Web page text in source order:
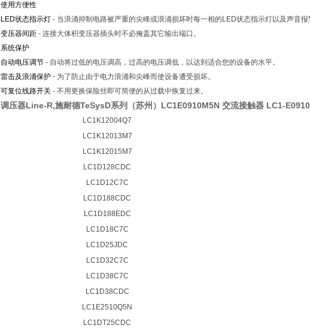
使用方便性
LED状态指示灯 - 当浪涌抑制电路被严重的尖峰或浪涌损坏时每一相的LED状态指示灯以及声音报
变压器间距 - 连接大体积变压器插头时不必掩盖其它输出端口。
系统保护
自动电压调节 - 自动将过低的电压调高，过高的电压调低，以达到适合您的设备的水平。
雷击及浪涌保护 - 为了防止由于电力浪涌和尖峰而使设备遭受损坏。
可复位线路开关 - 不用更换保险丝即可简便的从过载中恢复过来。
调压器Line-R,施耐德TeSysD系列（苏州）LC1E0910M5N 交流接触器 LC1-
LC1K12004Q7
LC1K12013M7
LC1K12015M7
LC1D128CDC
LC1D12C7C
LC1D188CDC
LC1D188EDC
LC1D18C7C
LC1D25JDC
LC1D32C7C
LC1D38C7C
LC1D38CDC
LC1E2510Q5N
LC1DT25CDC